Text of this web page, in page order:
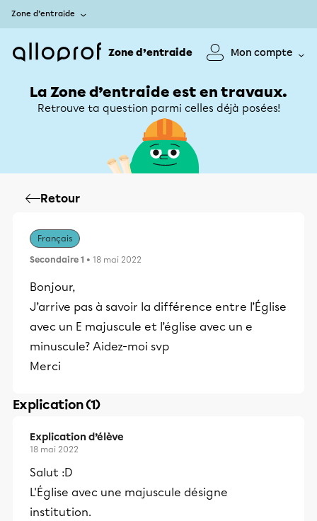
Zone d’entraide
Zone d’entraide Mon compte
La Zone d’entraide est en travaux.
Retrouve ta question parmi celles déjà posées!
Retour
Français
Secondaire 1 • 18 mai 2022
Bonjour,
J’arrive pas à savoir la différence entre l’Église
avec un E majuscule et l’église avec un e
minuscule? Aidez-moi svp
Merci
Explication (1)
Explication d’élève
18 mai 2022
Salut :D
L'Église avec une majuscule désigne
institution.